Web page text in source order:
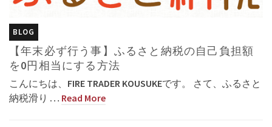
BLOG
【年末必ず行う事】ふるさと納税の自己負担額
を0円相当にする方法
こんにちは、FIRE TRADER KOUSUKEです。 さて、ふるさと
納税滑り … Read More